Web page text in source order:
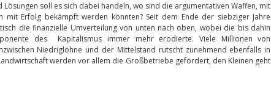
Lösungen soll es sich dabei handeln, wo sind die argumentativen Waffen, mit
mit Erfolg bekämpft werden könnten? Seit dem Ende der siebziger Jahre
die finanzielle Umverteilung von unten nach oben, wobei die bis dahin
des Kapitalismus immer mehr erodierte. Viele Millionen von
Niedriglöhne und der Mittelstand rutscht zunehmend ebenfalls in
werden vor allem die Großbetriebe gefördert, den Kleinen geht